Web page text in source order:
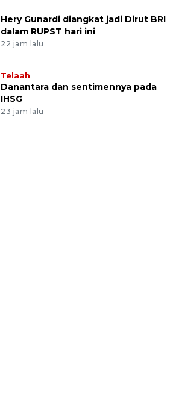
Hery Gunardi diangkat jadi Dirut BRI
dalam RUPST hari ini
22 jam lalu
Telaah
Danantara dan sentimennya pada
IHSG
23 jam lalu